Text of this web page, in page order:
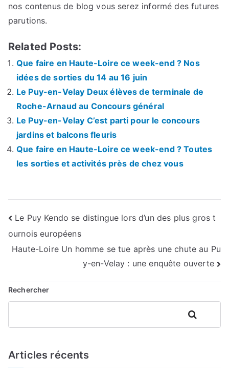
nos contenus de blog vous serez informé des futures
parutions.
Related Posts:
Que faire en Haute-Loire ce week-end ? Nos
idées de sorties du 14 au 16 juin
Le Puy-en-Velay Deux élèves de terminale de
Roche-Arnaud au Concours général
Le Puy-en-Velay C’est parti pour le concours
jardins et balcons fleuris
Que faire en Haute-Loire ce week-end ? Toutes
les sorties et activités près de chez vous
Navigation
de
Le Puy Kendo se distingue lors d’un des plus gros t
ournois européens
Haute-Loire Un homme se tue après une chute au Pu
y-en-Velay : une enquête ouverte
Rechercher
Rechercher
Articles récents